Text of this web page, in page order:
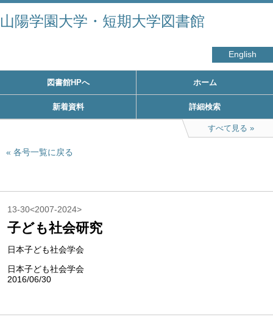
山陽学園大学・短期大学図書館
English
図書館HPへ ホーム
新着資料 詳細検索
すべて見る
各号一覧に戻る
13-30<2007-2024>
子ども社会研究
日本子ども社会学会
日本子ども社会学会
2016/06/30